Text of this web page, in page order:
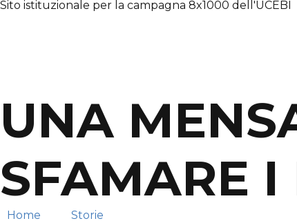
Sito istituzionale per la campagna 8x1000 dell'UCEBI
UNA
SFAMARE I
Home Storie